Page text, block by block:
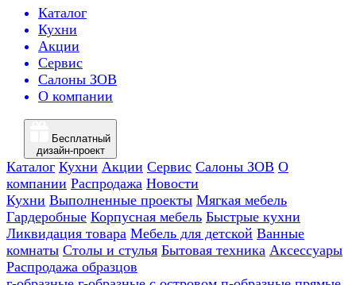
Каталог
Кухни
Акции
Сервис
Салоны ЗОВ
О компании
Бесплатный
дизайн-проект
Каталог Кухни Акции Сервис Салоны ЗОВ О
компании Распродажа Новости
Кухни Выполненные проекты Мягкая мебель
Гардеробные Корпусная мебель Быстрые кухни
Ликвидация товара Мебель для детской Ванные
комнаты Столы и стулья Бытовая техника Аксессуары
Распродажа образцов